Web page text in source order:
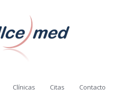
Clínicas Citas
Contacto